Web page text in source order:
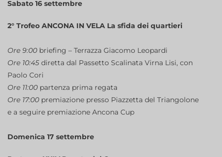
Sabato 16 settembre
2° Trofeo ANCONA IN VELA La sfida dei quartieri
Ore 9:00 briefing – Terrazza Giacomo Leopardi
Ore 10:45 diretta dal Passetto Scalinata Virna Lisi, con
Paolo Cori
Ore 11:00 partenza prima regata
Ore 17:00 premiazione presso Piazzetta del Triangolone
e a seguire premiazione Ancona Cup
Domenica 17 settembre